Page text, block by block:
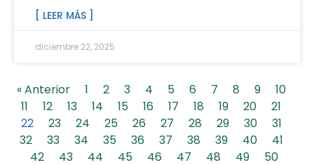
[ LEER MÁS ]
diciembre 22, 2025
« Anterior 1 2 3 4 5 6 7 8 9
10
11
12 13 14 15 16 17 18 19 20
21
22
23 24 25 26 27 28 29 30
31
32
33 34 35 36 37 38 39 40
41
42
43 44 45 46 47 48 49
50